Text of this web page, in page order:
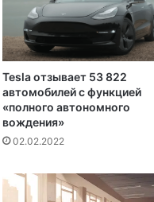
о
в
О
р
и
г
о
Tesla отзывает 53 822
автомобилей с функцией
«полного автономного
вождения»
02.02.2022